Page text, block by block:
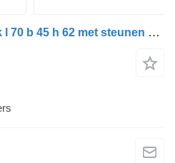
Diversen Hydrauliek tank l 70 b 45 h 62 met steunen hidraulikas tvertne paredzēts kravas automašīnas